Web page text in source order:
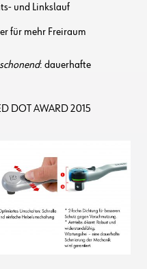
und Linkslauf
für mehr Freiraum
: dauerhafte
DOT AWARD 2015